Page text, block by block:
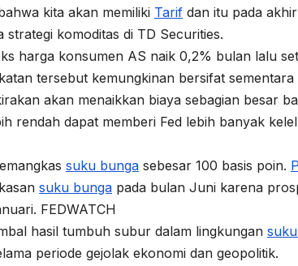
kita akan memiliki Tarif dan itu pada
komoditas di TD Securities.
harga konsumen AS naik 0,2% bulan lalu
tersebut kemungkinan bersifat
akan menaikkan biaya sebagian besar
rendah dapat memberi Fed lebih banyak
suku bunga sebesar 100 basis poin.
suku bunga pada bulan Juni karena
FEDWATCH
hasil tumbuh subur dalam lingkungan
periode gejolak ekonomi dan geopolitik.